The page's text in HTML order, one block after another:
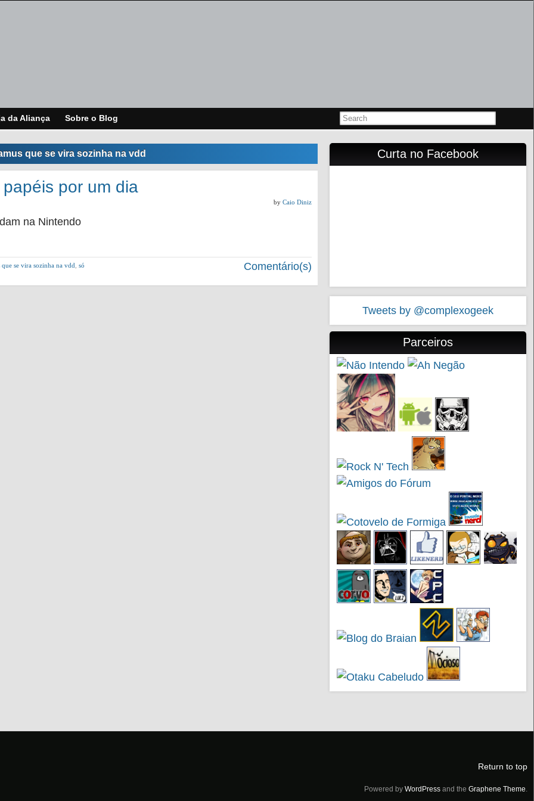
da Aliança Sobre o Blog
que se vira sozinha na vdd
por um dia
by Caio Diniz
na Nintendo
que se vira sozinha na vdd só
Comentário(s)
Curta no Facebook
Tweets by @complexogeek
Parceiros
Return to top
Powered by WordPress and the Graphene Theme.